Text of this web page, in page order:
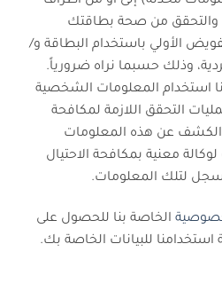
والتحقق من صحة بطاقتك
الأولي باستخدام البطاقة و/
وذلك حسبما نراه ضرورياً.
استخدام المعلومات الشخصية
التحقق اللازمة لمكافحة
الكشف عن هذه المعلومات
معنية بمكافحة الاحتيال
لتلك المعلومات.
الخاصة بنا للحصول على
استخدامنا للبيانات الخاصة بك.